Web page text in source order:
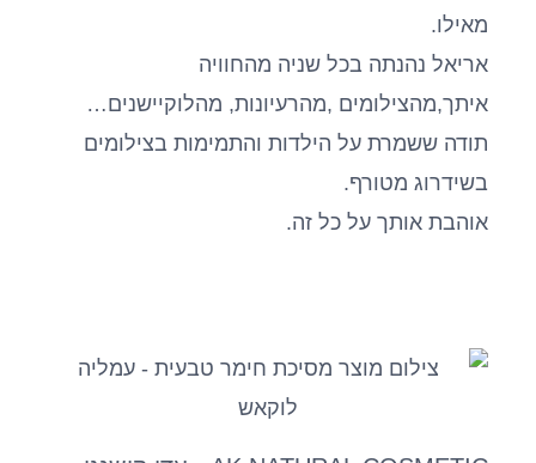
מאילו.
אריאל נהנתה בכל שניה מהחוויה
איתך,מהצילומים ,מהרעיונות, מהלוקיישנים…
תודה ששמרת על הילדות והתמימות בצילומים
בשידרוג מטורף.
אוהבת אותך על כל זה.